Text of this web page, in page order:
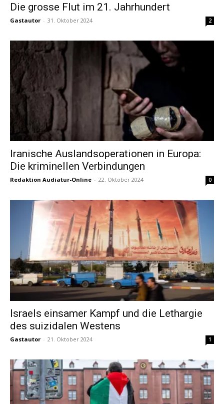
Die grosse Flut im 21. Jahrhundert
Gastautor - 31. Oktober 2024 2
Iranische Auslandsoperationen in Europa:
Die kriminellen Verbindungen
Redaktion Audiatur-Online - 22. Oktober 2024 0
Israels einsamer Kampf und die Lethargie
des suizidalen Westens
Gastautor - 21. Oktober 2024 1